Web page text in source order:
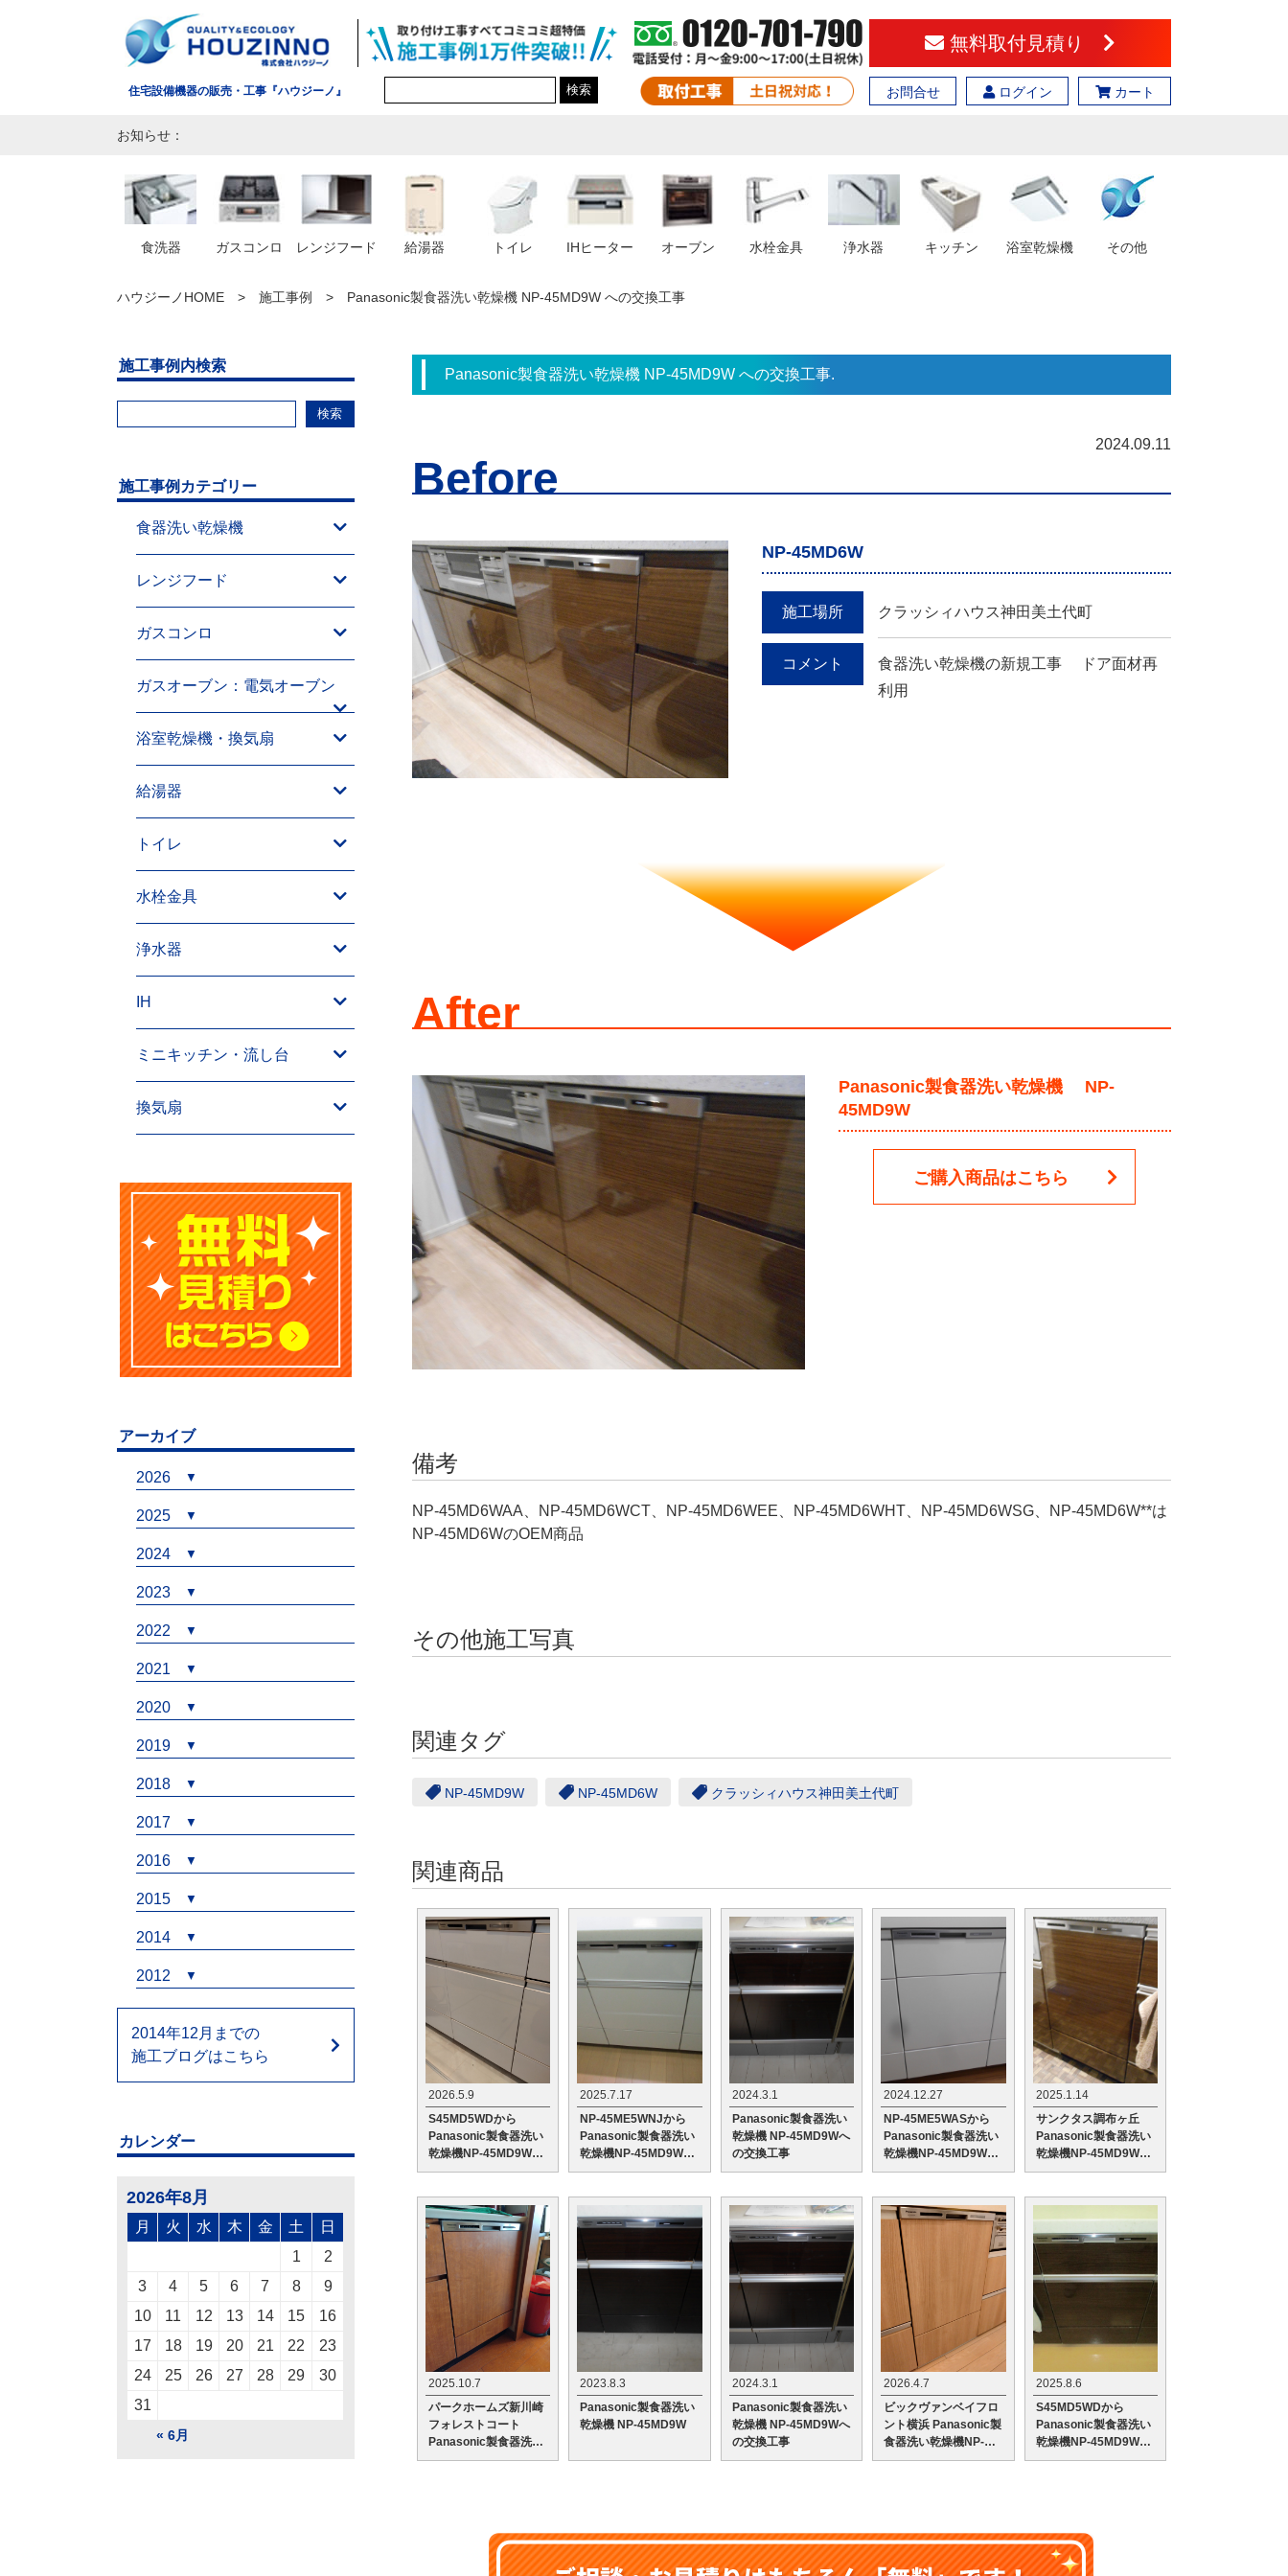
住宅設備機器の販売・工事『ハウジーノ』 検索
無料取付見積り
お問合せ ログイン カート
お知らせ：
食洗器 ガスコンロ レンジフード 給湯器 トイレ IHヒーター オーブン 水栓金具 浄水器 キッチン 浴室乾燥機 その他
ハウジーノHOME 施工事例 Panasonic製食器洗い乾燥機 NP-45MD9W への交換工事
Panasonic製食器洗い乾燥機 NP-45MD9W への交換工事.
2024.09.11
Before
NP-45MD6W
施工場所 クラッシィハウス神田美土代町
コメント
食器洗い乾燥機の新規工事 ドア面材再
利用
After
Panasonic製食器洗い乾燥機 NP-
45MD9W
ご購入商品はこちら
備考
NP-45MD6WAA、NP-45MD6WCT、NP-45MD6WEE、NP-45MD6WHT、NP-45MD6WSG、NP-45MD6W**は
NP-45MD6WのOEM商品
その他施工写真
関連タグ
NP-45MD9W NP-45MD6W クラッシィハウス神田美土代町
関連商品
2026.5.9
S45MD5WDから
Panasonic製食器洗い
乾燥機NP-45MD9Wへ
の交換工事
2025.7.17
NP-45ME5WNJから
Panasonic製食器洗い
乾燥機NP-45MD9Wへ
の交換工事
2024.3.1
Panasonic製食器洗い
乾燥機 NP-45MD9Wへ
の交換工事
2024.12.27
NP-45ME5WASから
Panasonic製食器洗い
乾燥機NP-45MD9Wへ
の交換工事
2025.1.14
サンクタス調布ヶ丘
Panasonic製食器洗い
乾燥機NP-45MD9Wへ
の交換工事
2025.10.7
パークホームズ新川崎
フォレストコート
Panasonic製食器洗い
乾燥機NP-45MD9Wへ
2023.8.3
Panasonic製食器洗い
乾燥機 NP-45MD9W
2024.3.1
Panasonic製食器洗い
乾燥機 NP-45MD9Wへ
の交換工事
2026.4.7
ビックヴァンベイフロ
ント横浜 Panasonic製
食器洗い乾燥機NP-
45MD9Wへの交換工事
2025.8.6
S45MD5WDから
Panasonic製食器洗い
乾燥機NP-45MD9Wへ
の交換工事
施工事例内検索
検索
施工事例カテゴリー
食器洗い乾燥機
レンジフード
ガスコンロ
ガスオーブン：電気オーブン
浴室乾燥機・換気扇
給湯器
トイレ
水栓金具
浄水器
IH
ミニキッチン・流し台
換気扇
アーカイブ
2026
2025
2024
2023
2022
2021
2020
2019
2018
2017
2016
2015
2014
2012
2014年12月までの
施工ブログはこちら
カレンダー
2026年8月
月 火 水 木 金 土 日
« 6月
1
2
3
4 5 6 7 8
9
10
11 12 13 14 15
16
17
18 19 20 21 22
23
24
25 26 27 28 29
30
31